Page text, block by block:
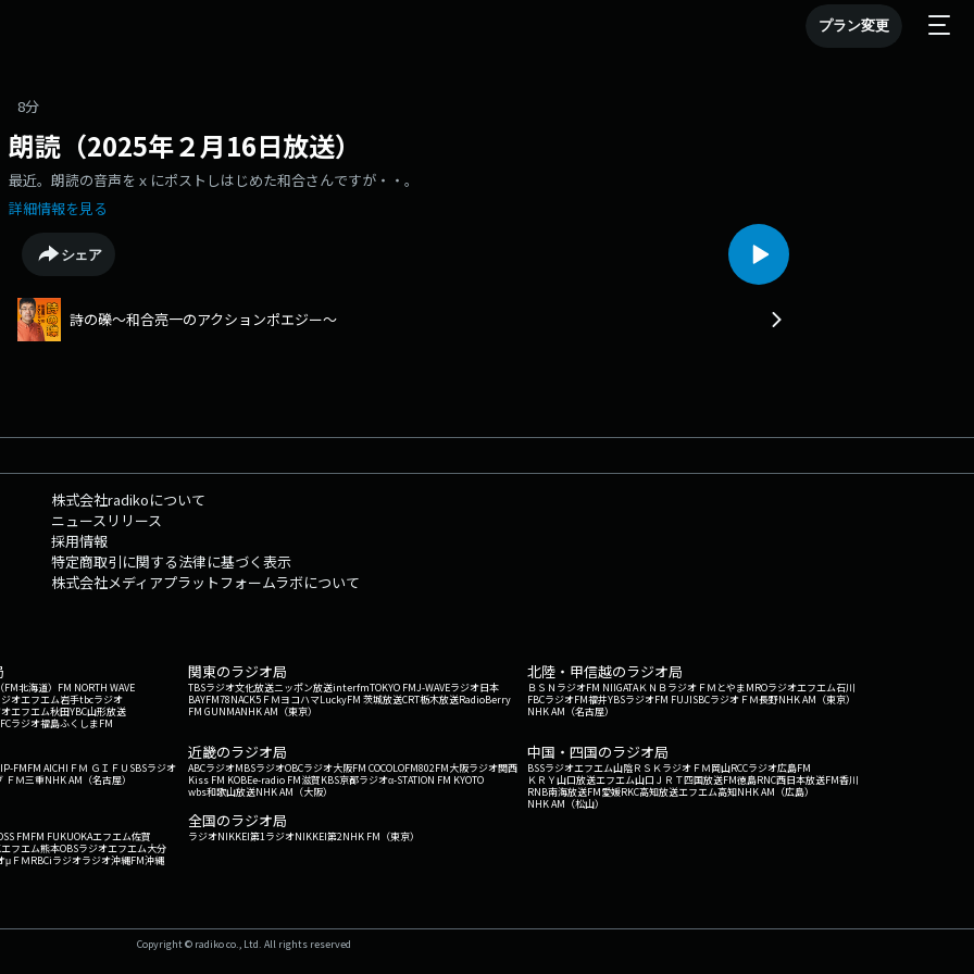
プラン変更
8分
朗読（2025年２月16日放送）
最近。朗読の音声をｘにポストしはじめた和合さんですが・・。
詳細情報を見る
シェア
詩の礫～和合亮一のアクションポエジー～
株式会社radikoについて
ニュースリリース
採用情報
特定商取引に関する法律に基づく表示
株式会社メディアプラットフォームラボについて
北海道） FM NORTH WAVE
オエフエム岩手tbcラジオ
エフエム秋田YBC山形放送
ラジオ福島ふくしまFM
関東のラジオ局
TBSラジオ文化放送ニッポン放送interfmTOKYO FMJ-WAVEラジオ日本
BAYFM78NACK5 ＦＭヨコハマLuckyFM 茨城放送CRT栃木放送RadioBerry
FM GUNMANHK AM（東京）
北陸・甲信越のラジオ局
ＢＳＮラジオFM NIIGATAＫＮＢラジオ ＦＭとやまMROラジオエフエム石川
FBCラジオFM福井YBSラジオFM FUJISBCラジオ ＦＭ長野NHK AM（東京）
NHK AM（名古屋）
FMFM AICHI ＦＭ ＧＩＦＵ SBSラジオ
ＦＭ三重NHK AM（名古屋）
近畿のラジオ局
ABCラジオMBSラジオOBCラジオ大阪FM COCOLOFM802FM大阪ラジオ関西
Kiss FM KOBEe-radio FM滋賀KBS京都ラジオα-STATION FM KYOTO
wbs和歌山放送NHK AM（大阪）
中国・四国のラジオ局
BSSラジオエフエム山陰ＲＳＫラジオ ＦＭ岡山RCCラジオ広島FM
ＫＲＹ山口放送エフエム山口 ＪＲＴ四国放送FM徳島RNC西日本放送FM香川
RNB南海放送FM愛媛RKC高知放送エフエム高知NHK AM（広島）
NHK AM（松山）
FMFM FUKUOKAエフエム佐賀
フエム熊本OBSラジオエフエム大分
μＦＭRBCiラジオラジオ沖縄FM沖縄
全国のラジオ局
ラジオNIKKEI第1ラジオNIKKEI第2NHK FM（東京）
Copyright © radiko co., Ltd. All rights reserved